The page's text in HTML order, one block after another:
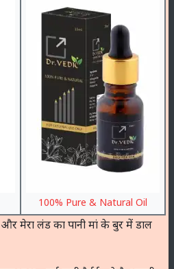
100% Pure & Natural Oil
मेरा लंड का पानी मां के बुर में डाल